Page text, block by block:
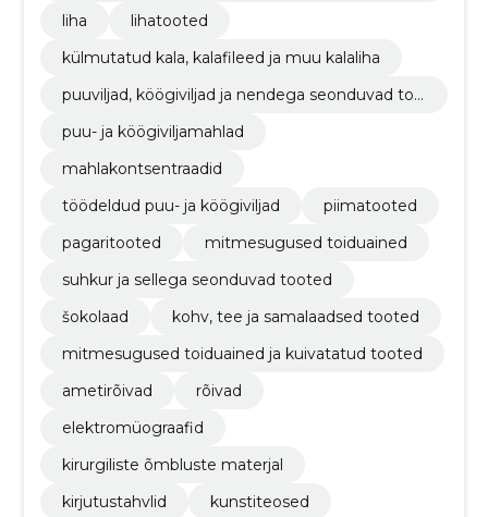
liha
lihatooted
külmutatud kala, kalafileed ja muu kalaliha
puuviljad, köögiviljad ja nendega seonduvad too
puu- ja köögiviljamahlad
mahlakontsentraadid
töödeldud puu- ja köögiviljad
piimatooted
pagaritooted
mitmesugused toiduained
suhkur ja sellega seonduvad tooted
šokolaad
kohv, tee ja samalaadsed tooted
mitmesugused toiduained ja kuivatatud tooted
ametirõivad
rõivad
elektromüograafid
kirurgiliste õmbluste materjal
kirjutustahvlid
kunstiteosed